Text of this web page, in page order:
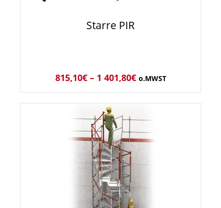
Starre PIR
815,10€– 1 401,80€ o.MWST